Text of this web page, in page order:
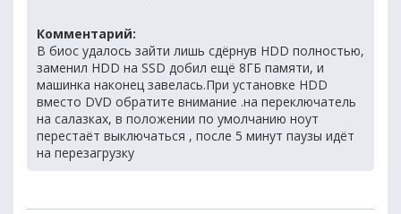
Комментарий:
В биос удалось зайти лишь сдёрнув HDD полностью,
заменил HDD на SSD добил ещё 8ГБ памяти, и
машинка наконец завелась.При установке HDD
вместо DVD обратите внимание .на переключатель
на салазках, в положении по умолчанию ноут
перестаёт выключаться , после 5 минут паузы идёт
на перезагрузку